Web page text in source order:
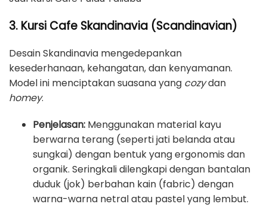
3. Kursi Cafe Skandinavia (Scandinavian)
Desain Skandinavia mengedepankan
kesederhanaan, kehangatan, dan kenyamanan.
Model ini menciptakan suasana yang cozydan
homey.
Penjelasan: Menggunakan material kayu
berwarna terang (seperti jati belanda atau
sungkai) dengan bentuk yang ergonomis dan
organik. Seringkali dilengkapi dengan bantalan
duduk (jok) berbahan kain (fabric) dengan
warna-warna netral atau pastel yang lembut.